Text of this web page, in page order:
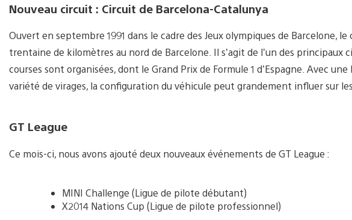
Nouveau circuit : Circuit de Barcelona-Catalunya
Ouvert en septembre 1991 dans le cadre des Jeux olympiques de Barcelone,
trentaine de kilomètres au nord de Barcelone. Il s’agit de l’un des principaux
courses sont organisées, dont le Grand Prix de Formule 1 d’Espagne. Avec
variété de virages, la configuration du véhicule peut grandement influer sur
GT League
Ce mois-ci, nous avons ajouté deux nouveaux événements de GT League :
MINI Challenge (Ligue de pilote débutant)
X2014 Nations Cup (Ligue de pilote professionnel)